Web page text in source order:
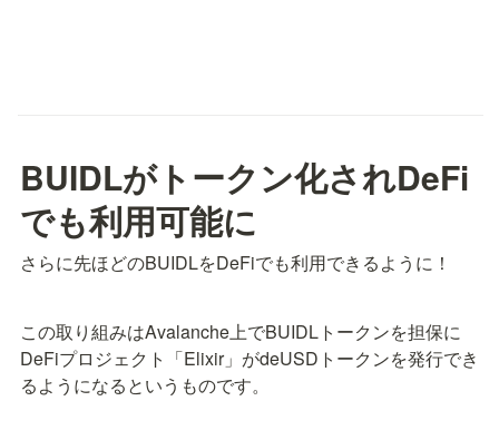
BUIDLがトークン化されDeFi
でも利用可能に
さらに先ほどのBUIDLをDeFiでも利用できるように！
この取り組みはAvalanche上でBUIDLトークンを担保に
DeFiプロジェクト「Elixir」がdeUSDトークンを発行でき
るようになるというものです。